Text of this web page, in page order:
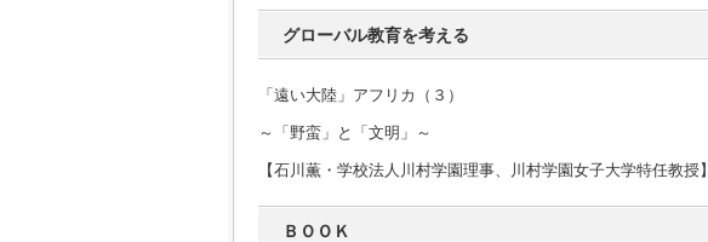
グローバル教育を考える
「遠い大陸」アフリカ（３）
～「野蛮」と「文明」～
【石川薫・学校法人川村学園理事、川村学園女子大学特任教授】
ＢＯＯＫ